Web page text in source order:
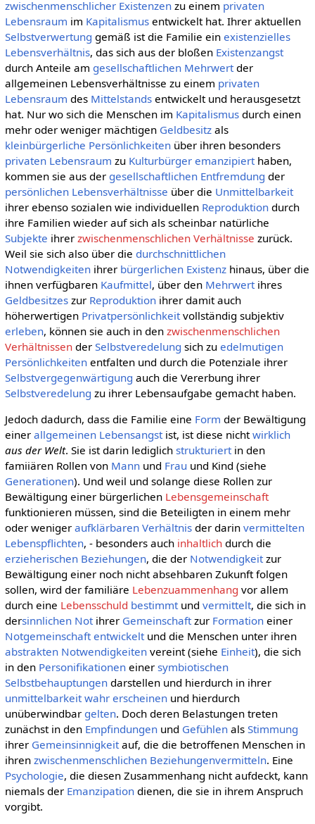
zwischenmenschlicher Existenzenzu einem privaten
Lebensraum im Kapitalismusentwickelt hat. Ihrer aktuellen
Selbstverwertung gemäß ist die Familie ein existenzielles
Lebensverhältnis, das sich aus der bloßen Existenzangst
durch Anteile am gesellschaftlichen Mehrwertder
allgemeinen Lebensverhältnisse zu einem privaten
Lebensraum des Mittelstandsentwickelt und herausgesetzt
hat. Nur wo sich die Menschen im Kapitalismusdurch einen
mehr oder weniger mächtigen Geldbesitzals
kleinbürgerliche Persönlichkeitenüber ihren besonders
privaten Lebensraum zu Kulturbürger emanzipierthaben,
kommen sie aus der gesellschaftlichen Entfremdung der
persönlichen Lebensverhältnisse über die Unmittelbarkeit
ihrer ebenso sozialen wie individuellen Reproduktiondurch
ihre Familien wieder auf sich als scheinbar natürliche
Subjekte ihrer zwischenmenschlichen Verhältnisse zurück.
Weil sie sich also über die durchschnittlichen
Notwendigkeitenihrer bürgerlichen Existenzhinaus, über die
ihnen verfügbaren Kaufmittel, über den Mehrwertihres
Geldbesitzeszur Reproduktionihrer damit auch
höherwertigen Privatpersönlichkeitvollständig subjektiv
erleben, können sie auch in den zwischenmenschlichen
Verhältnissender Selbstveredelung sich zu edelmutigen
Persönlichkeitenentfalten und durch die Potenziale ihrer
Selbstvergegenwärtigung auch die Vererbung ihrer
Selbstveredelung zu ihrer Lebensaufgabe gemacht haben.
Jedoch dadurch, dass die Familie eine Form der Bewältigung
einer allgemeinen Lebensangstist, ist diese nichtwirklich
aus der Welt. Sie ist darin lediglich strukturiertin den
famiiären Rollen von Mannund Frau und Kind (siehe
Generationen). Und weil und solange diese Rollen zur
Bewältigung einer bürgerlichen Lebensgemeinschaft
funktionieren müssen, sind die Beteiligten in einem mehr
oder weniger aufklärbaren Verhältnisder darin vermittelten
Lebenspflichten, - besonders auch inhaltlichdurch die
erzieherischen Beziehungen, die der Notwendigkeitzur
Bewältigung einer noch nicht absehbaren Zukunft folgen
sollen, wird der familiäre Lebenzuammenhang vor allem
durch eine Lebensschuld bestimmtund vermittelt, die sich in
dersinnlichen Notihrer Gemeinschaftzur Formationeiner
Notgemeinschaft entwickeltund die Menschen unter ihren
abstrakten Notwendigkeitenvereint (siehe Einheit), die sich
in den Personifikationeneiner symbiotischen
Selbstbehauptungendarstellen und hierdurch in ihrer
unmittelbarkeit wahr erscheinenund hierdurch
unüberwindbar gelten. Doch deren Belastungen treten
zunächst in den Empfindungenund Gefühlenals Stimmung
ihrer Gemeinsinnigkeitauf, die die betroffenen Menschen in
ihren zwischenmenschlichen Beziehungenvermitteln. Eine
Psychologie, die diesen Zusammenhang nicht aufdeckt, kann
niemals der Emanzipationdienen, die sie in ihrem Anspruch
vorgibt.